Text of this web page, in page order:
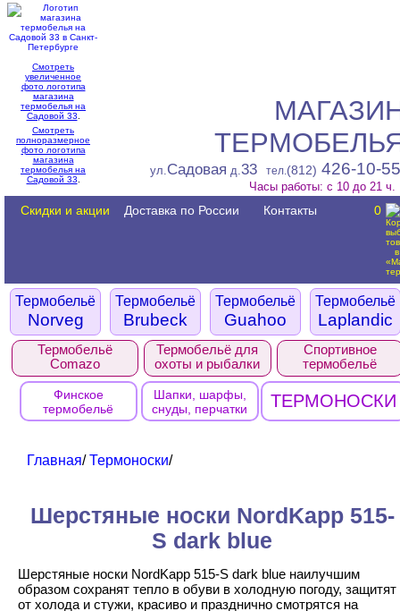
Смотреть
увеличенное
фото логотипа
магазина
термобелья на
Садовой 33
Смотреть
полноразмерное
фото логотипа
магазина
термобелья на
Садовой 33
тел. (812) 426-10-
ул.Садовая д.33
Часы работы: с 10 до 21 ч.
Скидки и акции Доставка по России Контакты 0
Термобельё
Comazo
Термобельё для
охоты и рыбалки
Спортивное
термобельё
Финское
термобельё
Шапки, шарфы,
снуды, перчатки
ТЕРМОНОСКИ
Главная/ Термоноски/
Шерстяные носки NordKapp 515-
S dark blue
Шерстяные носки NordKapp 515-S dark blue наилучшим
образом сохранят тепло в обуви в холодную погоду, защитят
от холода и стужи, красиво и празднично смотрятся на
Термобельё
Norveg
Термобельё
Brubeck
Термобельё
Guahoo
Термобельё
Laplandic